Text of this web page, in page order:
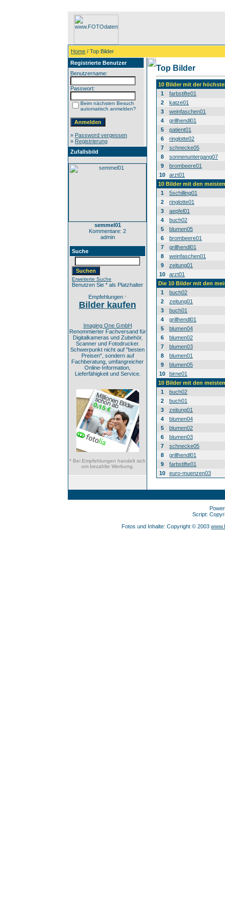
Home / Top Bilder
Registrierte Benutzer
Benutzername:
Passwort:
Beim nächsten Besuch
automatisch anmelden?
» Password vergessen
» Registrierung
Zufallsbild
semmel01
Kommentare: 2
admin
Suche
Erweiterte Suche
Benutzen Sie * als Platzhalter
Empfehlungen *
Bilder kaufen
Imaging One GmbH
Renommierter Fachversand für
Digitalkameras und Zubehör,
Scanner und Fotodrucker.
Schwerpunkt nicht auf "besten
Preisen", sondern auf
Fachberatung, umfangreicher
Online-Information,
Lieferfähigkeit und Service.
* Bei Empfehlungen handelt sich
um bezahlte Werbung.
Top Bilder
10 Bilder mit der
1
farbstifte01
2
katze01
3
weinfaschen01
4
grillhendl01
5
patient01
6
ringlotte02
7
schnecke05
8
sonnenuntergang07
9
brombeere01
10
arzt01
10 Bilder mit den
1
5schilling01
2
ringlotte01
3
aepfel01
4
buch02
5
blumen05
6
brombeere01
7
grillhendl01
8
weinfaschen01
9
zeitung01
10
arzt01
Die 10 Bilder mit den
1
buch02
2
zeitung01
3
buch01
4
grillhendl01
5
blumen04
6
blumen02
7
blumen03
8
blumen01
9
blumen05
10
birne01
10 Bilder mit den
1
buch02
2
buch01
3
zeitung01
4
blumen04
5
blumen02
6
blumen03
7
schnecke05
8
grillhendl01
9
farbstifte01
10
euro-muenzen03
Script:
Fotos und Inhalte: Copyright © 2003